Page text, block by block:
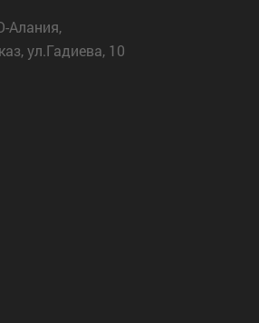
Алания,
ул.Гадиева, 10